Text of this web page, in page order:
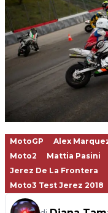
MotoGP Alex
Moto2
Mattia Pasini
Jerez De La Frontera
Moto3 Test Jerez 2018